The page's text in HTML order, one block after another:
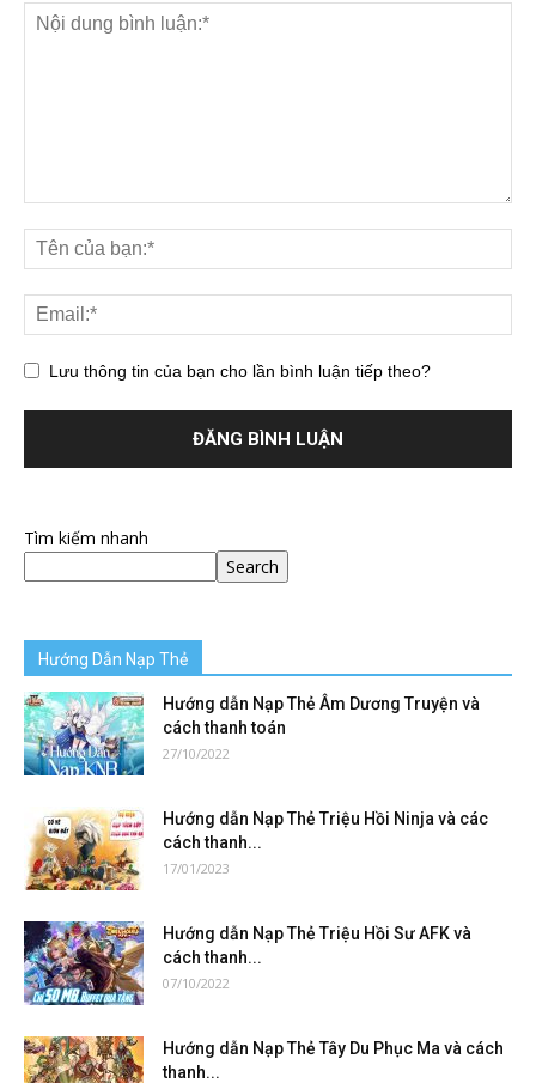
Lưu thông tin của bạn cho lần bình luận tiếp theo?
Tìm kiếm nhanh
Search
Hướng Dẫn Nạp Thẻ
Hướng dẫn Nạp Thẻ Âm Dương Truyện và
cách thanh toán
27/10/2022
Hướng dẫn Nạp Thẻ Triệu Hồi Ninja và các
cách thanh...
17/01/2023
Hướng dẫn Nạp Thẻ Triệu Hồi Sư AFK và
cách thanh...
07/10/2022
Hướng dẫn Nạp Thẻ Tây Du Phục Ma và cách
thanh...